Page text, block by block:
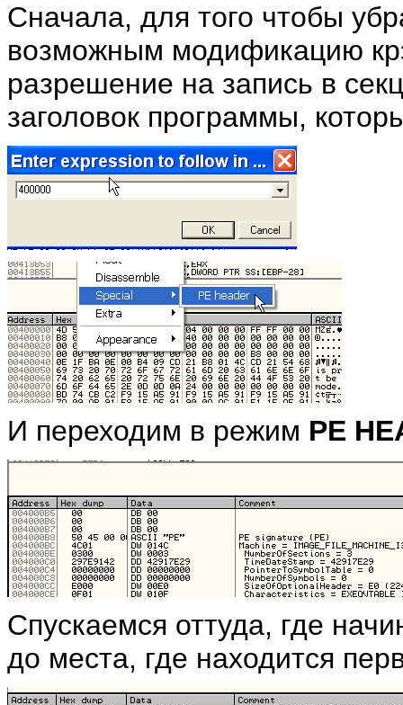
Сначала, для того чтобы
возможным модификацию
разрешение на запись в
заголовок программы,
И переходим в режим PE
Спускаемся оттуда, где
до места, где находится